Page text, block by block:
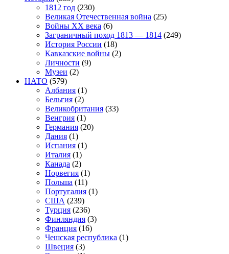
1812 год (230)
Великая Отечественная война (25)
Войны XX века (6)
Заграничный поход 1813 — 1814 (249)
История России (18)
Кавказские войны (2)
Личности (9)
Музеи (2)
НАТО (579)
Албания (1)
Бельгия (2)
Великобритания (33)
Венгрия (1)
Германия (20)
Дания (1)
Испания (1)
Италия (1)
Канада (2)
Норвегия (1)
Польша (11)
Португалия (1)
США (239)
Турция (236)
Финляндия (3)
Франция (16)
Чешская республика (1)
Швеция (3)